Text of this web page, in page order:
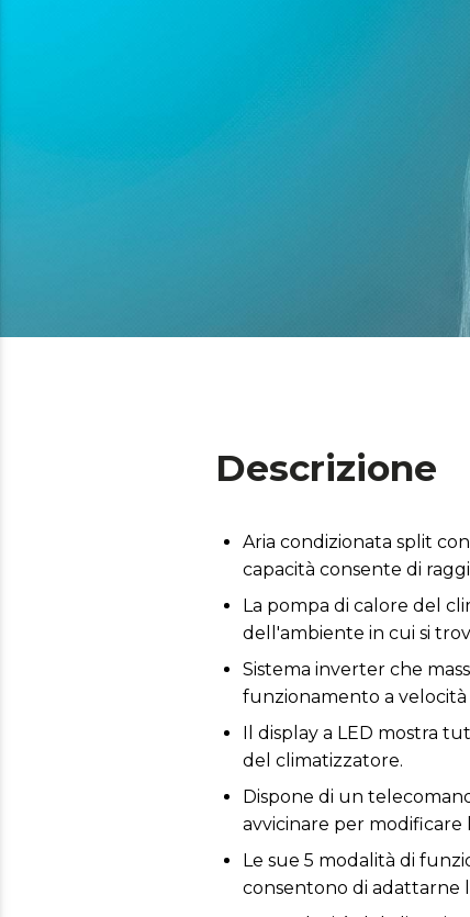
Descrizione
Aria condizionata split
capacità consente di
La pompa di calore del
dell'ambiente in cui si
Sistema inverter che
funzionamento a
Il display a LED mostra
del climatizzatore.
Dispone di un
avvicinare per modificare
Le sue 5 modalità di
consentono di adattarne